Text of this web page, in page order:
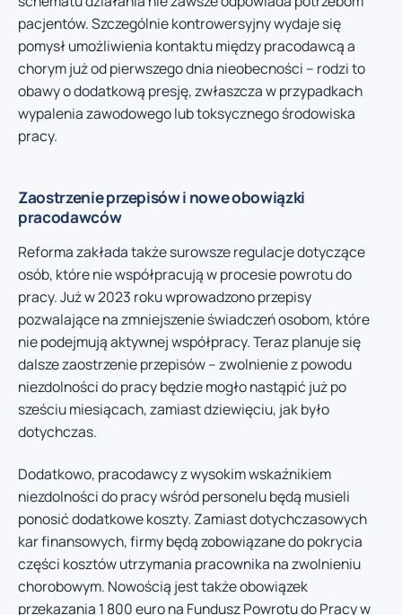
pacjentów. Szczególnie kontrowersyjny wydaje się
pomysł umożliwienia kontaktu między pracodawcą a
chorym już od pierwszego dnia nieobecności – rodzi to
obawy o dodatkową presję, zwłaszcza w przypadkach
wypalenia zawodowego lub toksycznego środowiska
pracy.
Zaostrzenie przepisów i nowe obowiązki
pracodawców
Reforma zakłada także surowsze regulacje dotyczące
osób, które nie współpracują w procesie powrotu do
pracy. Już w 2023 roku wprowadzono przepisy
pozwalające na zmniejszenie świadczeń osobom, które
nie podejmują aktywnej współpracy. Teraz planuje się
dalsze zaostrzenie przepisów – zwolnienie z powodu
niezdolności do pracy będzie mogło nastąpić już po
sześciu miesiącach, zamiast dziewięciu, jak było
dotychczas.
Dodatkowo, pracodawcy z wysokim wskaźnikiem
niezdolności do pracy wśród personelu będą musieli
ponosić dodatkowe koszty. Zamiast dotychczasowych
kar finansowych, firmy będą zobowiązane do pokrycia
części kosztów utrzymania pracownika na zwolnieniu
chorobowym. Nowością jest także obowiązek
przekazania 1 800 euro na Fundusz Powrotu do Pracy w